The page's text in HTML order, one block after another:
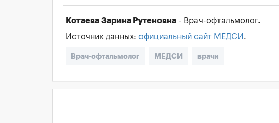
Котаева Зарина Рутеновна - Врач-офтальмолог.
Источник данных: официальный сайт МЕДСИ .
Врач-офтальмолог МЕДСИ врачи